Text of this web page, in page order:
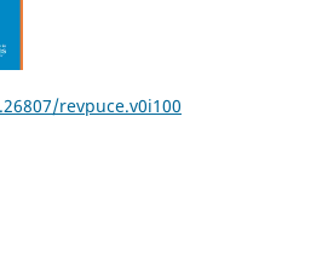
revpuce.v0i100